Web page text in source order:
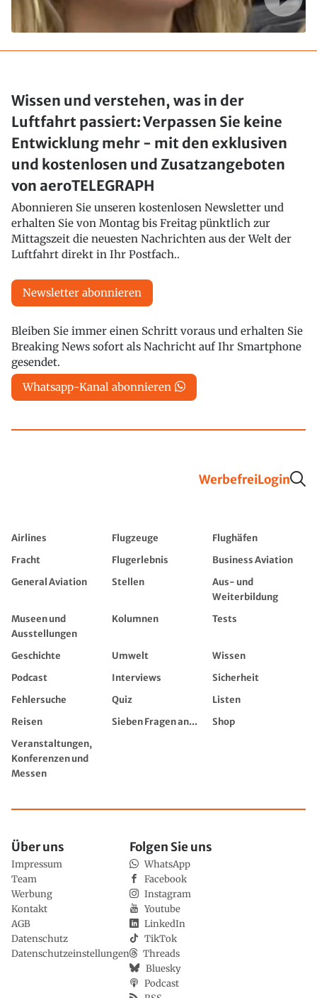
Wissen und verstehen, was in der
Luftfahrt passiert: Verpassen Sie keine
Entwicklung mehr - mit den exklusiven
und kostenlosen und Zusatzangeboten
von aeroTELEGRAPH
Abonnieren Sie unseren kostenlosen Newsletter und
erhalten Sie von Montag bis Freitag pünktlich zur
Mittagszeit die neuesten Nachrichten aus der Welt der
Luftfahrt direkt in Ihr Postfach..
Newsletter abonnieren
Bleiben Sie immer einen Schritt voraus und erhalten Sie
Breaking News sofort als Nachricht auf Ihr Smartphone
gesendet.
Whatsapp-Kanal abonnieren
WerbefreiLogin
Airlines Flugzeuge
Flughäfen
Fracht
Flugerlebnis
Business Aviation
General Aviation
Stellen
Aus- und
Weiterbildung
Museen und
Ausstellungen
Kolumnen Tests
Geschichte Umwelt
Wissen
Podcast
Interviews
Sicherheit
Fehlersuche
Quiz
Listen
Reisen
Sieben Fragen an...
Shop
Veranstaltungen,
Konferenzen und
Messen
Über uns
Impressum
Team
Werbung
Kontakt
AGB
Datenschutz
Datenschutzeinstellungen
Folgen Sie uns
WhatsApp
Facebook
Instagram
Youtube
LinkedIn
TikTok
Threads
Bluesky
Podcast